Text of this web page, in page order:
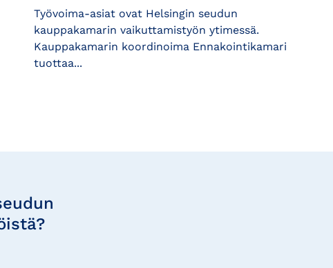
Työvoima-asiat ovat Helsingin seudun
kauppakamarin vaikuttamistyön ytimessä.
Kauppakamarin koordinoima Ennakointikamari
tuottaa...